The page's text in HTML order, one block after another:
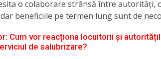
o colaborare strânsă între autorități,
beneficiile pe termen lung sunt de
Cum vor reacționa locuitorii și
de salubrizare?